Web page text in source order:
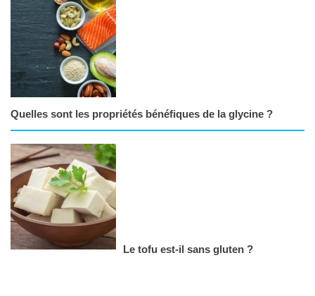
Quelles sont les propriétés bénéfiques de la glycine ?
Le tofu est-il sans gluten ?